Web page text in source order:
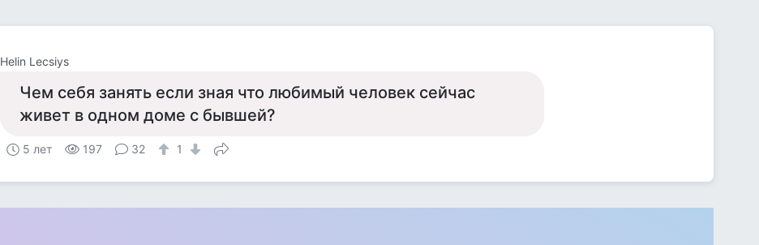
Helin Lecsiys
Чем себя занять если зная что любимый человек сейчас
живет в одном доме с бывшей?
5 лет 197 32 1